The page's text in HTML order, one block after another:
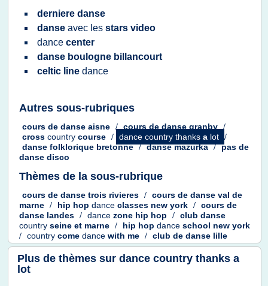
derniere danse
danse avec les stars video
dance center
danse boulogne billancourt
celtic line dance
Autres sous-rubriques
cours de danse aisne / coursdedanse granby /
cross country course / dance country thanks a lot /
danse folklorique bretonne / danse mazurka / pas de
danse disco
Thèmes de la sous-rubrique
cours de danse trois rivieres / cours de danse val de
marne / hip hop dance classes new york / cours de
danse landes / dance zone hip hop / club danse
country seine et marne / hip hop dance school new york
/ country come dance with me / club de danse lille
Plus de thèmes sur dance country thanks a
lot